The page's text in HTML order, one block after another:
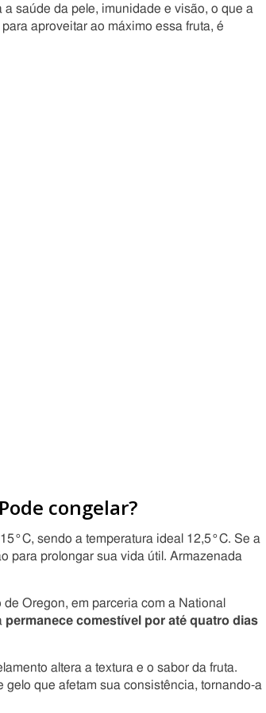
saúde da pele, imunidade e visão, o que a
aproveitar ao máximo essa fruta, é
congelar?
sendo a temperatura ideal 12,5°C. Se a
para prolongar sua vida útil. Armazenada
Oregon, em parceria com a National
permanece comestível por até quatro dias
altera a textura e o sabor da fruta.
que afetam sua consistência, tornando-a